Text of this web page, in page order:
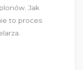
Jak
to proces